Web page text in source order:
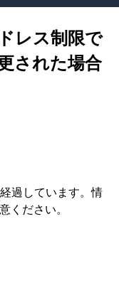
レス制限で
された場合
過しています。情
ください。